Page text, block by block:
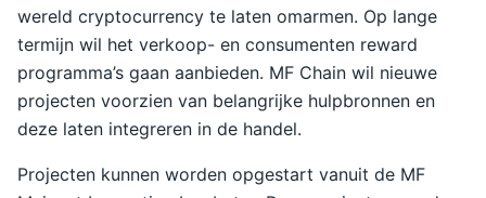
wereld cryptocurrency te laten omarmen. Op lange
termijn wil het verkoop- en consumenten reward
programma’s gaan aanbieden. MF Chain wil nieuwe
projecten voorzien van belangrijke hulpbronnen en
deze laten integreren in de handel.
Projecten kunnen worden opgestart vanuit de MF